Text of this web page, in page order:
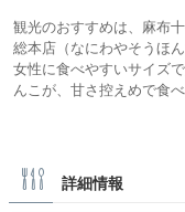
観光のおすすめは、麻布
総本店（なにわやそうほ
女性に食べやすいサイズ
んこが、甘さ控えめで食
詳細情報